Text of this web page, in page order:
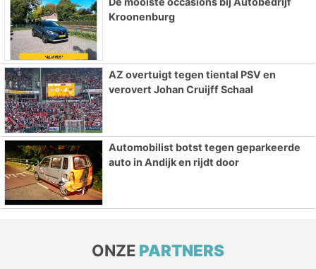
Kroonenburg
AZ overtuigt tegen tiental PSV en
verovert Johan Cruijff Schaal
Automobilist botst tegen geparkeerde
auto in Andijk en rijdt door
ONZE PARTNERS